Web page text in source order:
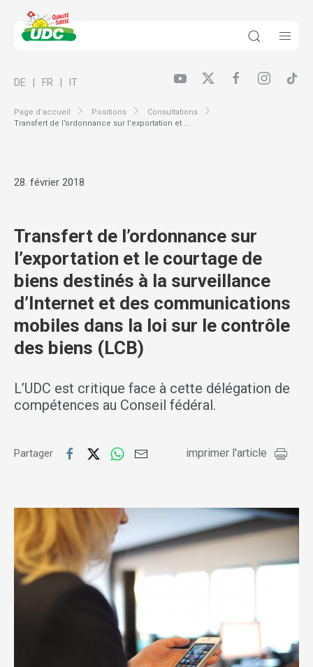
Page d’accueil Positions
Consultations
Transfert de l’ordonnance sur l’exportation et ...
DE FR IT
28. février 2018
Transfert de l’ordonnance sur
l’exportation et le courtage de
biens destinés à la surveillance
d’Internet et des communications
mobiles dans la loi sur le contrôle
des biens (LCB)
L’UDC est critique face à cette délégation de
compétences au Conseil fédéral.
Partager imprimer l'article